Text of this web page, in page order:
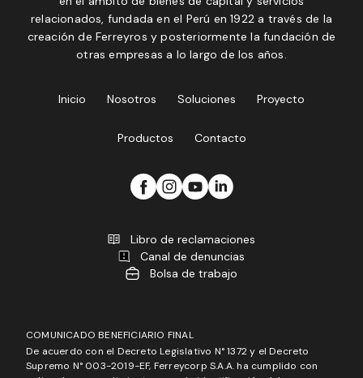
relacionados, fundada en el Perú en 1922 a través de la
creación de Ferreyros y posteriormente la fundación de
otras empresas a lo largo de los años.
Inicio Nosotros Soluciones Proyecto
Productos Contacto
Libro de reclamaciones
Canal de denuncias
Bolsa de trabajo
COMUNICADO BENEFICIARIO FINAL
De acuerdo con el Decreto Legislativo N° 1372 y el Decreto
Supremo N° 003-2019-EF, Ferreycorp S.A.A. ha cumplido con